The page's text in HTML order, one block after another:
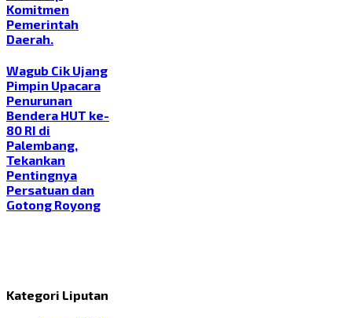
Komitmen
Pemerintah
Daerah.
Wagub Cik Ujang
Pimpin Upacara
Penurunan
Bendera HUT ke-
80 RI di
Palembang,
Tekankan
Pentingnya
Persatuan dan
Gotong Royong
Kategori Liputan